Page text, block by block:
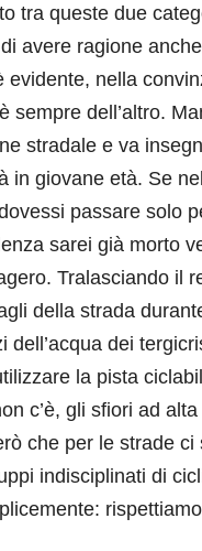
tra queste due
avere ragione
evidente, nella
sempre dell’altro.
stradale e va
in giovane età. Se
passare solo
sarei già morto
Tralasciando il
della strada
dell’acqua dei
la pista
c’è, gli sfiori ad
che per le strade ci
indisciplinati di